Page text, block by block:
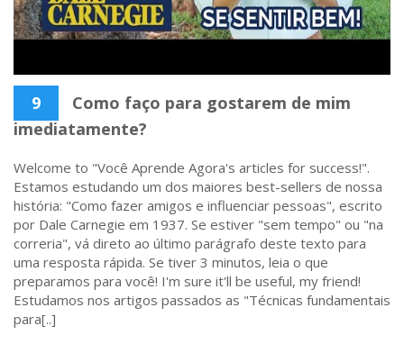
9
Como faço para gostarem de mim
imediatamente?
Welcome to "Você Aprende Agora's articles for success!".
Estamos estudando um dos maiores best-sellers de nossa
história: "Como fazer amigos e influenciar pessoas", escrito
por Dale Carnegie em 1937. Se estiver "sem tempo" ou "na
correria", vá direto ao último parágrafo deste texto para
uma resposta rápida. Se tiver 3 minutos, leia o que
preparamos para você! I'm sure it'll be useful, my friend!
Estudamos nos artigos passados as "Técnicas fundamentais
para[..]